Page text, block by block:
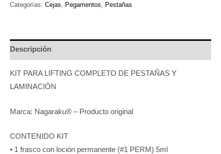
Categorías: Cejas Pegamentos Pestañas
Descripción
KIT PARA LIFTING COMPLETO DE PESTAÑAS Y
LAMINACIÓN
Marca: Nagaraku® – Producto original
CONTENIDO KIT
• 1 frasco con loción permanente (#1 PERM) 5ml